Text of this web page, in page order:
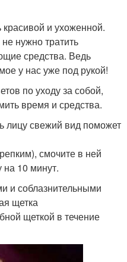
и ухоженной.
нужно тратить
средства. Ведь
у нас уже под рукой!
по уходу за собой,
время и средства.
лицу свежий вид поможет
смочите в ней
на 10 минут.
и соблазнительными
щетка
щеткой в течение